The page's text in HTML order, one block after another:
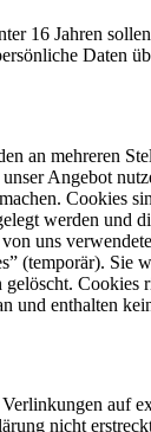
16 Jahren
Daten
an mehreren
Angebot
Cookies
werden und
uns
(temporär). Sie
gelöscht. Cookies
und enthalten
auf
nicht